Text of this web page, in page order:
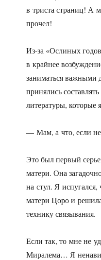
в триста страниц! А
прочел!
Из-за «Ослиных
в крайнее
заниматься важными
принялись
литературы, которые
— Мам, а что, если не
Это был первый
матери. Она
на стул. Я испугался,
матери Цоро и
технику связывания.
Если так, то мне не
Миралема… Я